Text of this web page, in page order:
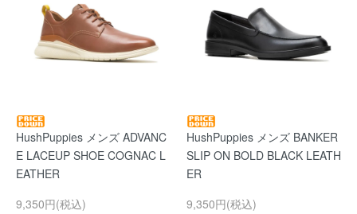
HushPuppies メンズ ADVANC
E LACEUP SHOE COGNAC L
EATHER
9,350円(税込)
HushPuppies メンズ BANKER
SLIP ON BOLD BLACK LEATH
ER
9,350円(税込)